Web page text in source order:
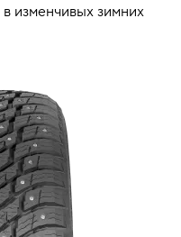
изменчивых зимних